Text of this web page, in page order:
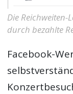
Die Reichweiten-
durch bezahlte
Facebook-